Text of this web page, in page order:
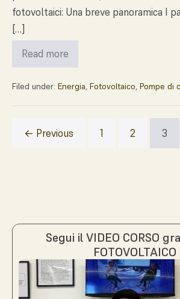
fotovoltaici: Una breve panoramica I
[…]
Read more
Filed under: Energia, Fotovoltaico, Pompe di
← Previous 1 2 3
Segui il VIDEO CORSO
FOTOVOLTAICO